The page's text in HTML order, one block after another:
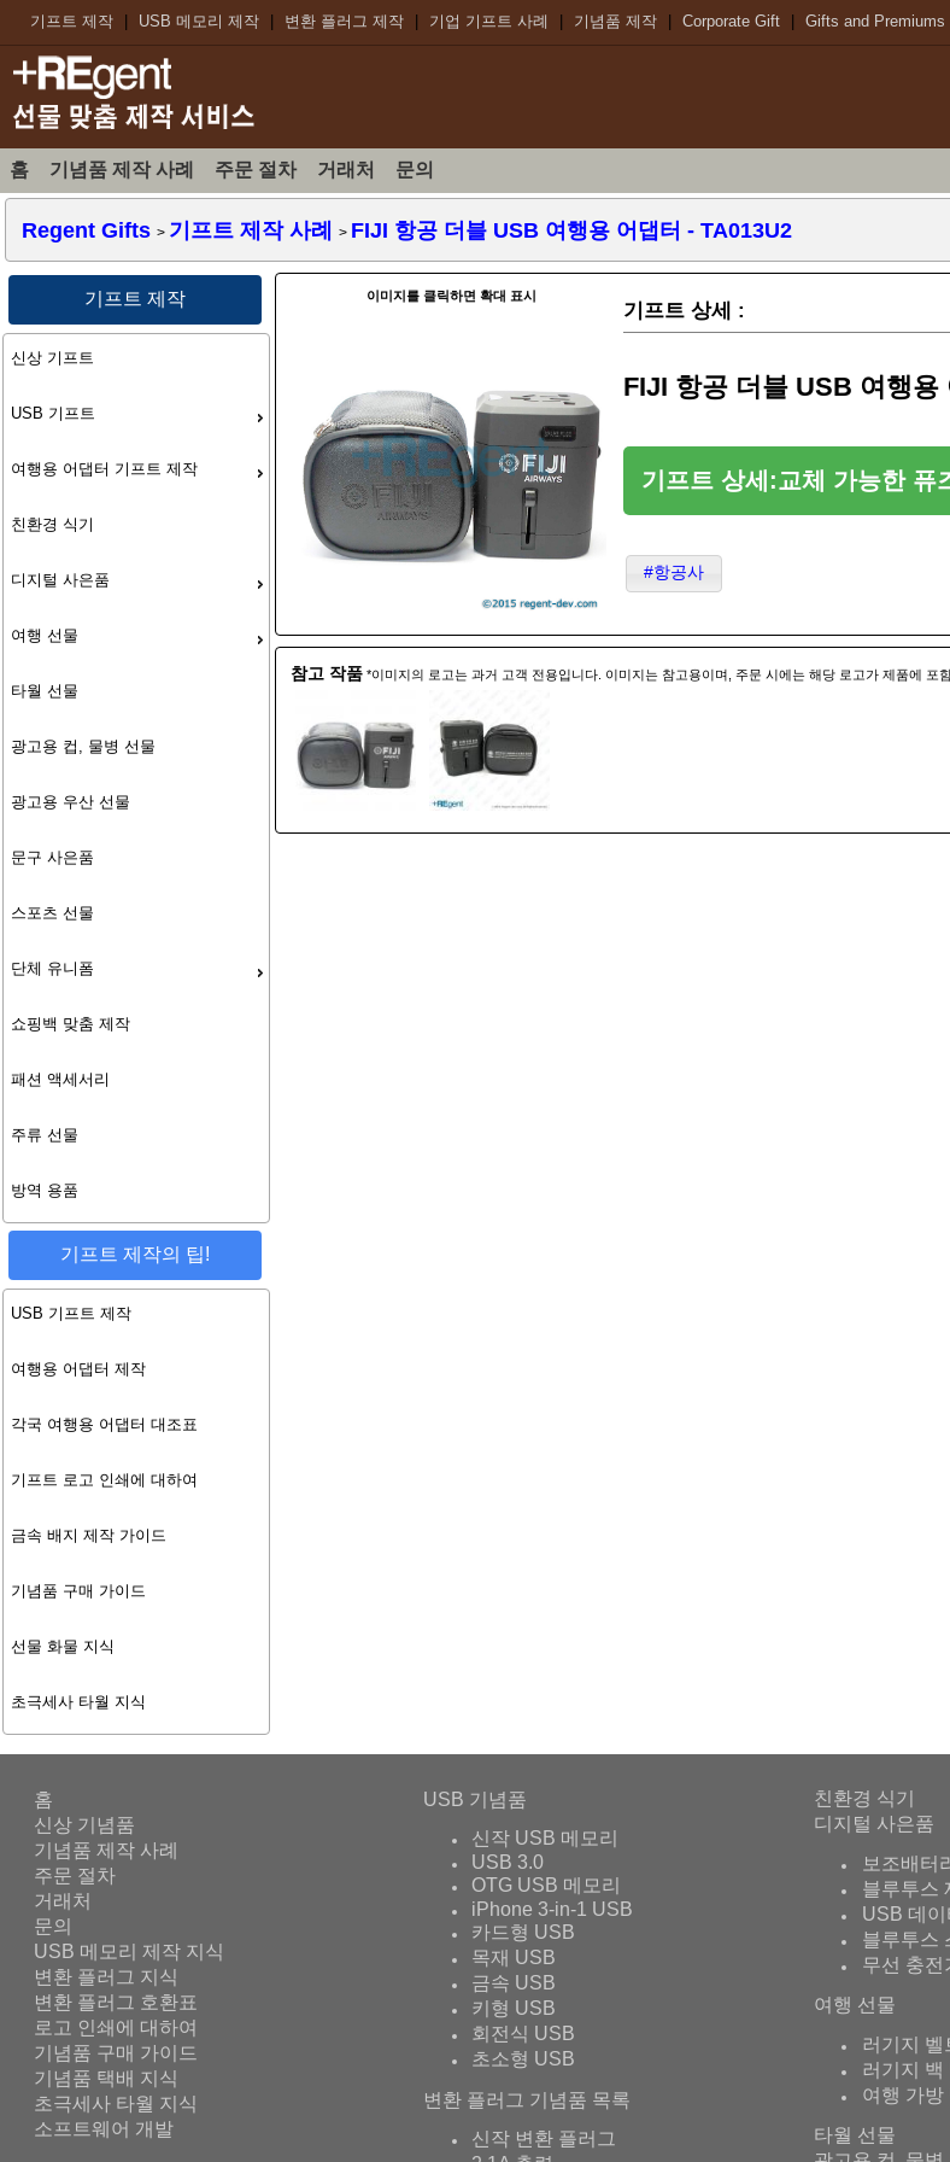
기프트 제작 USB 메모리 제작 변환 플러그 제작 기업 기프트 사례 기념품 제작 Corporate Gift Gifts and Premiums
홈 기념품 제작 사례 주문 절차 거래처 문의
Regent Gifts > 기프트 제작 사례 > FIJI 항공 더블 USB 여행용 어댑터 - TA013U2
기프트 제작
신상 기프트
USB 기프트
여행용 어댑터 기프트 제작
친환경 식기
디지털 사은품
여행 선물
타월 선물
광고용 컵, 물병 선물
광고용 우산 선물
문구 사은품
스포츠 선물
단체 유니폼
쇼핑백 맞춤 제작
패션 액세서리
주류 선물
방역 용품
기프트 제작의 팁!
USB 기프트 제작
여행용 어댑터 제작
각국 여행용 어댑터 대조표
기프트 로고 인쇄에 대하여
금속 배지 제작 가이드
기념품 구매 가이드
선물 화물 지식
초극세사 타월 지식
이미지를 클릭하면 확대 표시
기프트 상세 :
FIJI 항공 더블 USB 여행용
기프트 상세:교체 가능한 퓨
#항공사
참고 작품 *이미지의 로고는 과거 고객 전용입니다. 이미지는 참고용이며, 주문 시에는 해당 로고가 제품에 포
홈
신상 기념품
기념품 제작 사례
주문 절차
거래처
문의
USB 메모리 제작 지식
변환 플러그 지식
변환 플러그 호환표
로고 인쇄에 대하여
기념품 구매 가이드
기념품 택배 지식
초극세사 타월 지식
소프트웨어 개발
USB 기념품
신작 USB 메모리
USB 3.0
OTG USB 메모리
iPhone 3-in-1 USB
카드형 USB
목재 USB
금속 USB
키형 USB
회전식 USB
초소형 USB
변환 플러그 기념품 목록
신작 변환 플러그
친환경 식기
디지털 사은품
보조배터
블루투스
USB 데
블루투스
무선 충전
여행 선물
러기지 벨
러기지 백
여행 가방
타월 선물